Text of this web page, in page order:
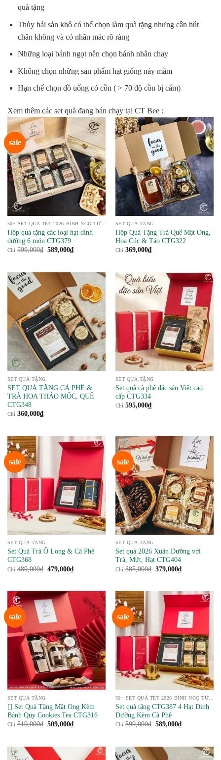
quà tặng
Thủy hải sản khô có thể chọn làm quà tặng nhưng cần hút
chân không và có nhãn mác rõ ràng
Những loại bánh ngọt nên chọn bánh nhân chay
Không chọn những sản phẩm hạt giống nảy mầm
Hạn chế chọn đồ uống có cồn ( > 70 độ cồn bị cấm)
Xem thêm các set quà đang bán chạy tại CT Bee :
sale
Hộp quà tặng các loại hạt dinh
dưỡng 6 món CTG379
Chỉ 599,000₫ Giá
589,000₫Giá
589,000₫.
SET QUÀ TẶNG
Hộp Quà Tặng Trà Quế Mật Ong,
Hoa Cúc & Táo CTG322
Chỉ 369,000₫
SET QUÀ TẶNG
SET QUÀ TẶNG CÀ PHÊ &
TRÀ HOA THẢO MỘC, QUẾ
CTG348
Chỉ 360,000₫
SET QUÀ TẶNG
Set quà cà phê đặc sản Việt cao
cấp CTG334
Chỉ 595,000₫
sale
SET QUÀ TẶNG
Set Quà Trà Ô Long & Cà Phê
CTG368
Chỉ 489,000₫ Giá
479,000₫Giá
hiện
479,000₫.
sale
SET QUÀ TẶNG
Set quà 2026 Xuân Dưỡng với
Trà, Mứt, Hạt CTG404
Chỉ 385,000₫ Giá
379,000₫Giá
hiện
379,000₫.
sale
SET QUÀ TẶNG
[] Set Quà Tặng Mật Ong Kèm
Bánh Quy Cookies Tea CTG316
Chỉ 519,000₫ Giá
509,000₫Giá
509,000₫.
sale
Set quà tặng CTG387 4 Hạt Dinh
Dưỡng Kèm Cà Phê
Chỉ 599,000₫ Giá
589,000₫Giá
589,000₫.